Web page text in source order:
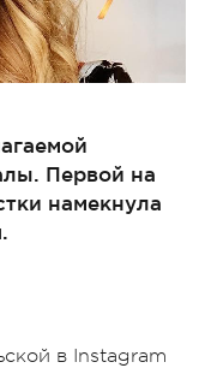
Первой на
намекнула
в Instagram